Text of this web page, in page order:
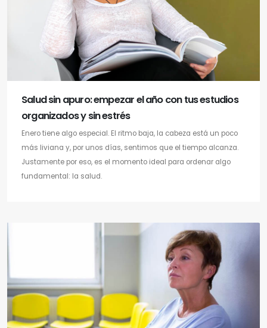
Salud sin apuro: empezar el año con tus estudios
organizados y sin estrés
Enero tiene algo especial. El ritmo baja, la cabeza está un poco
más liviana y, por unos días, sentimos que el tiempo alcanza.
Justamente por eso, es el momento ideal para ordenar algo
fundamental: la salud.